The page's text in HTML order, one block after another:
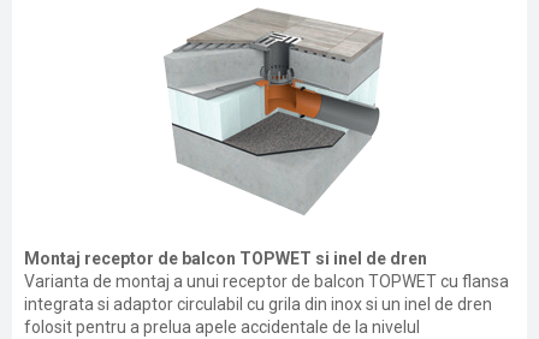
Montaj receptor de balcon TOPWET si inel de dren
Varianta de montaj a unui receptor de balcon TOPWET cu flansa
integrata si adaptor circulabil cu grila din inox si un inel de dren
folosit pentru a prelua apele accidentale de la nivelul